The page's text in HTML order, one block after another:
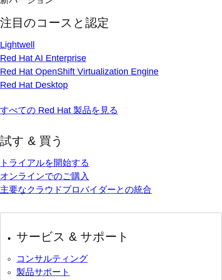
注目のコースと認定
Lightwell
Red Hat AI Enterprise
Red Hat OpenShift Virtualization Engine
Red Hat Desktop
すべての Red Hat 製品を見る
試す & 買う
トライアルを開始する
オンラインでのご購入
主要なクラウドプロバイダーとの統合
サービス & サポート
コンサルティング
製品サポート